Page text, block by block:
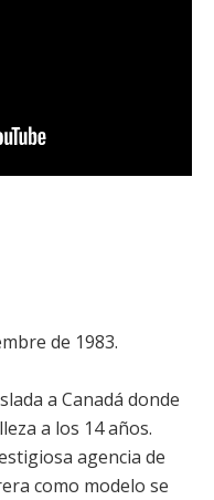
de 1983.
a Canadá donde
a los 14 años.
agencia de
como modelo se